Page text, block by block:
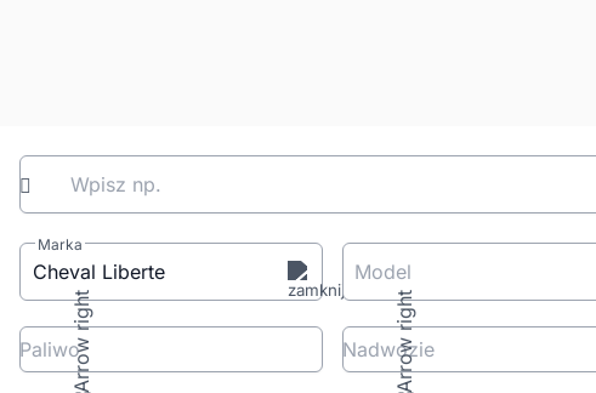
Wpisz np.
Marka
Cheval Liberte Model
Paliwo Nadwozie